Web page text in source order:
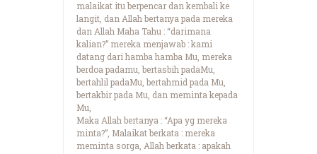
malaikat itu berpencar dan kembali ke
langit, dan Allah bertanya pada mereka
dan Allah Maha Tahu : “darimana
kalian?” mereka menjawab : kami
datang dari hamba hamba Mu, mereka
berdoa padamu, bertasbih padaMu,
bertahlil padaMu, bertahmid pada Mu,
bertakbir pada Mu, dan meminta kepada
Mu,
Maka Allah bertanya : “Apa yg mereka
minta?”, Malaikat berkata : mereka
meminta sorga, Allah berkata : apakah